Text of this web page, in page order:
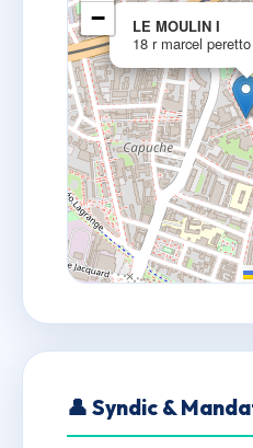
LE MOULIN I
18 r marcel
−
👤 Syndic &